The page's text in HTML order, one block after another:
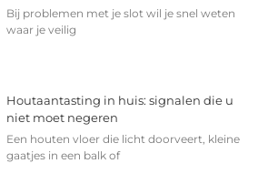
Bij problemen met je slot wil je snel weten
waar je veilig
Houtaantasting in huis: signalen die u
niet moet negeren
Een houten vloer die licht doorveert, kleine
gaatjes in een balk of